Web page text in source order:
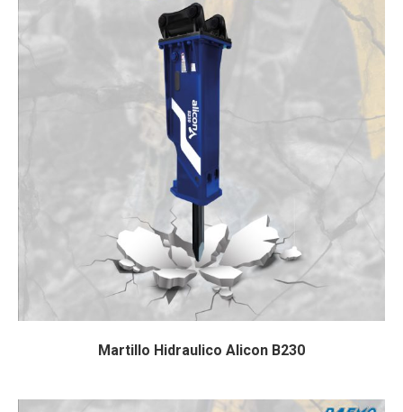
Martillo Hidraulico Alicon B230